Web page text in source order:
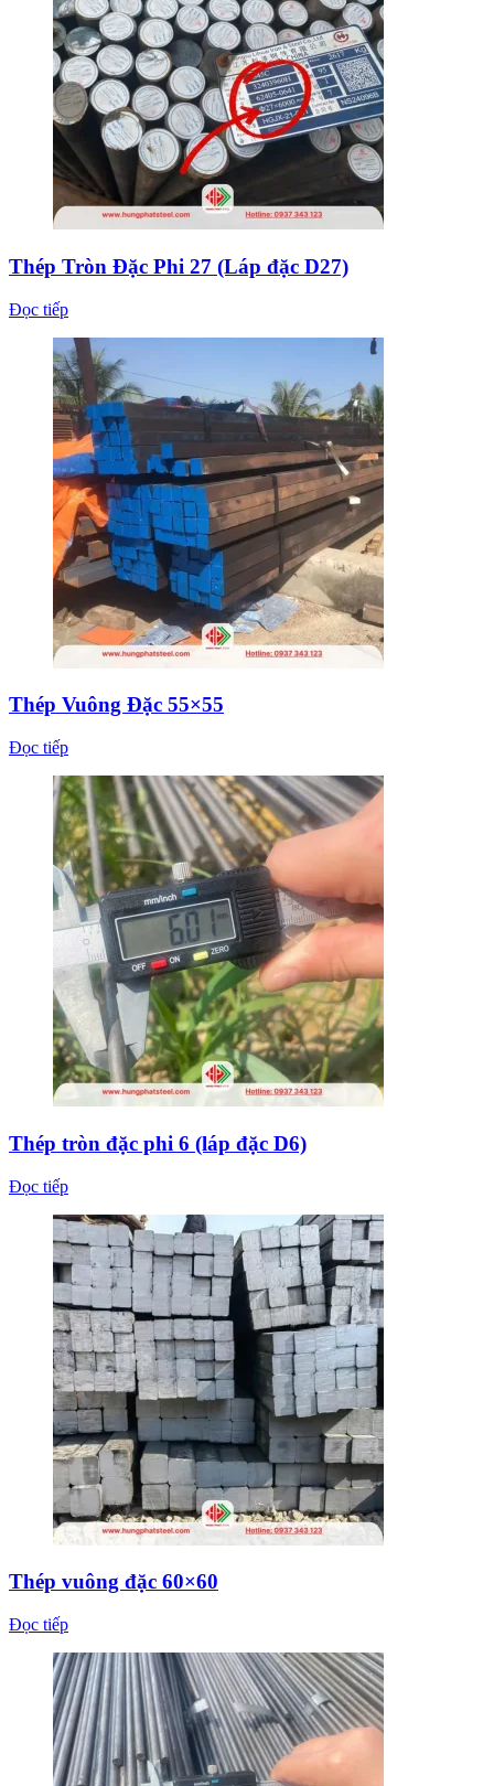
Thép Tròn Đặc Phi 27 (Láp đặc D27)
Đọc tiếp
Thép Vuông Đặc 55×55
Đọc tiếp
Thép tròn đặc phi 6 (láp đặc D6)
Đọc tiếp
Thép vuông đặc 60×60
Đọc tiếp